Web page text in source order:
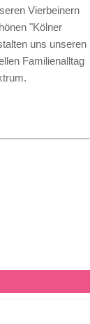
Vierbeinern
"Kölner
uns unseren
Familienalltag